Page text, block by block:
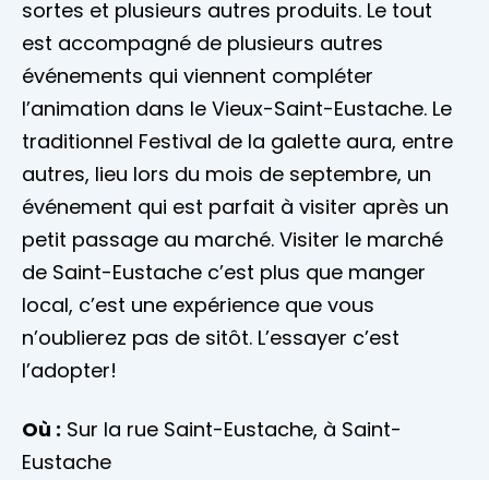
sortes et plusieurs autres produits. Le tout
est accompagné de plusieurs autres
événements qui viennent compléter
l’animation dans le Vieux-Saint-Eustache. Le
traditionnel Festival de la galette aura, entre
autres, lieu lors du mois de septembre, un
événement qui est parfait à visiter après un
petit passage au marché. Visiter le marché
de Saint-Eustache c’est plus que manger
local, c’est une expérience que vous
n’oublierez pas de sitôt. L’essayer c’est
l’adopter!
Où : Sur la rue Saint-Eustache, à Saint-
Eustache